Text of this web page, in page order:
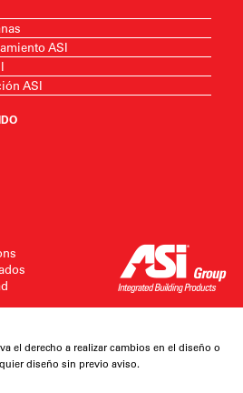
ASI
ASI
el derecho a realizar cambios en el diseño o
diseño sin previo aviso.